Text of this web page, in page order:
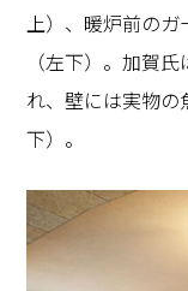
上）、暖炉前のガ
（左下）。加賀
れ、壁には実物
下）。